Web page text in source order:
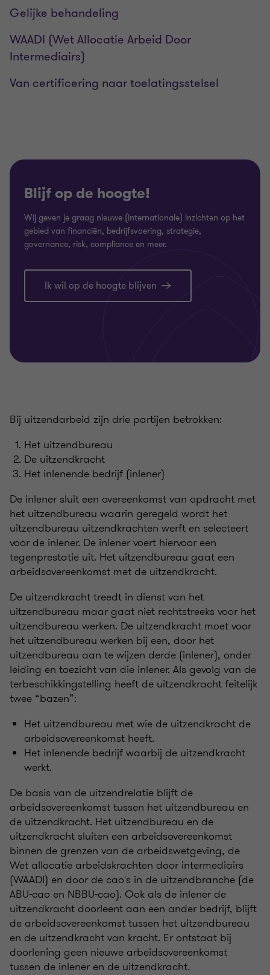
Gelijke behandeling
WAADI (Wet Allocatie Arbeid Door
Intermediairs)
Van certificering naar toelatingsstelsel
Blijf op de hoogte!
Wij geven je graag nieuwe (internationale) inzichten op het
gebied van financiën, bedrijfsvoering, strategie,
governance, risk, compliance en meer.
Ik wil op de hoogte blijven
Bij uitzendarbeid zijn drie partijen betrokken:
Het uitzendbureau
De uitzendkracht
Het inlenende bedrijf (inlener)
De inlener sluit een overeenkomst van opdracht met
het uitzendbureau waarin geregeld wordt het
uitzendbureau uitzendkrachten werft en selecteert
voor de inlener. De inlener voert hiervoor een
tegenprestatie uit. Het uitzendbureau gaat een
arbeidsovereenkomst met de uitzendkracht.
De uitzendkracht treedt in dienst van het
uitzendbureau maar gaat niet rechtstreeks voor het
uitzendbureau werken. De uitzendkracht moet voor
het uitzendbureau werken bij een, door het
uitzendbureau aan te wijzen derde (inlener), onder
leiding en toezicht van die inlener. Als gevolg van de
terbeschikkingstelling heeft de uitzendkracht feitelijk
twee “bazen”:
Het uitzendbureau met wie de uitzendkracht de
arbeidsovereenkomst heeft.
Het inlenende bedrijf waarbij de uitzendkracht
werkt.
De basis van de uitzendrelatie blijft de
arbeidsovereenkomst tussen het uitzendbureau en
de uitzendkracht. Het uitzendbureau en de
uitzendkracht sluiten een arbeidsovereenkomst
binnen de grenzen van de arbeidswetgeving, de
Wet allocatie arbeidskrachten door intermediairs
(WAADI) en door de cao's in de uitzendbranche (de
ABU-cao en NBBU-cao). Ook als de inlener de
uitzendkracht doorleent aan een ander bedrijf, blijft
de arbeidsovereenkomst tussen het uitzendbureau
en de uitzendkracht van kracht. Er ontstaat bij
doorlening geen nieuwe arbeidsovereenkomst
tussen de inlener en de uitzendkracht.